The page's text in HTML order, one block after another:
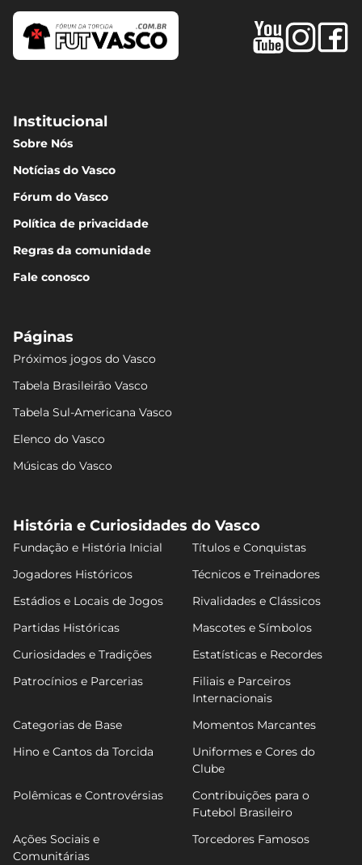
Institucional
Sobre Nós
Notícias do Vasco
Fórum do Vasco
Política de privacidade
Regras da comunidade
Fale conosco
Páginas
Próximos jogos do Vasco
Tabela Brasileirão Vasco
Tabela Sul-Americana Vasco
Elenco do Vasco
Músicas do Vasco
História e Curiosidades do Vasco
Fundação e História Inicial
Títulos e Conquistas
Jogadores Históricos
Técnicos e Treinadores
Estádios e Locais de Jogos
Rivalidades e Clássicos
Partidas Históricas
Mascotes e Símbolos
Curiosidades e Tradições
Estatísticas e Recordes
Patrocínios e Parcerias
Filiais e Parceiros
Internacionais
Categorias de Base
Momentos Marcantes
Hino e Cantos da Torcida
Uniformes e Cores do
Clube
Polêmicas e Controvérsias
Contribuições para o
Futebol Brasileiro
Ações Sociais e
Comunitárias
Torcedores Famosos